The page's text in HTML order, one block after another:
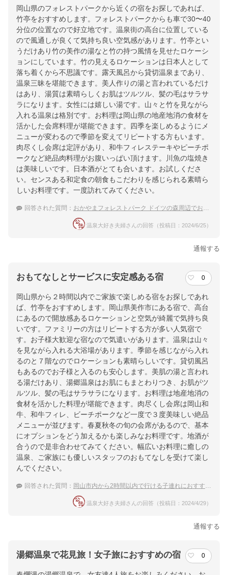
岡山県のフォレストパークから近くの宿をお探しであれば、
竹亭をおすすめします。フォレストパークからも車で30〜40
分位の位置なので好立地です。温泉街の高台に位置している
ので風通しが良くて気持ち良い空気感があります。竹亭とい
うだけあり竹の美作の湯なと竹の持つ風情を見せたロケーシ
ョンにしています。竹の見えるロケーションは日本人として
落ち着くから不思議です。露天風呂から貸切温泉まであり、
温泉三昧を堪能できます。美人作りの湯と言われているだけ
はあり、湯質は素晴らしくお肌はツルツル、髪の毛はサラサ
ラになります。女性には嬉しい湯です。山々と竹を見ながら
入れる温泉は格別です。お料理は岡山県の地産地消の食材を
活かした会席料理が堪能できます。四季を楽しめるようにメ
ニューが変わるので季節を変えてリピートする方もいます。
肉尽くし会席は定評があり、和牛フィレステーキやピーチポ
ークなど絶品肉料理がお腹いっぱい頂けます。川魚の塩焼き
は美味しいです。日本酒がとても合います。お試しくださ
い。センスある和定食の朝食もこだわりを感じられる素晴ら
しいお料理です。一度訪れてみてください。
回答された質問： おかやまフォレストパーク ドイツの森周辺でおすすめの温泉宿は？
温泉大好き夫婦さんの回答（投稿日：2024/6/25）
通報する
おもてなしとサービスに安定感ある宿 0
岡山県から２時間以内でご家族で楽しめる宿をお探しであれ
ば、竹亭をおすすめします。岡山県美作市にある宿で、高台
にあるので開放感あるロケーションと空気が綺麗で気持ち良
いです。ファミリーの方はリピートする方が多い人気宿で
す。お子様大歓迎な宿なので気遣いがあります。温泉は山々
を見ながら入れる大浴場があります。季節を感じながら入れ
るのと７階なのでロケーションも素晴らしいです。貸切風呂
もあるのでお子様と入るのも安心します。美肌の湯と言われ
る湯だけあり、湯郷温泉はお肌にもまとわりつき、お肌がツ
ルツル、髪の毛はサラサラになります。お料理は地産地消の
食材を活かした料理が堪能できます。肉尽くし会席は岡山和
牛、和牛フィレ、ビーチポークなど一度で３度美味しい絶品
メニューが並びます。春夏秋冬の旬の会席があるので、基本
にオプションをどう加えるかも楽しみなお料理です。地酒が
合うので是非合わせてみてください。幅広いお料理に癒しの
温泉、ご家族にも優しいスタッフのおもてなしを受けて楽し
んでください。
回答された質問： 岡山市内から2時間以内で行ける子連れにおすすめの温泉宿
温泉大好き夫婦さんの回答（投稿日：2024/4/29）
通報する
湯郷温泉で花見旅！女子旅におすすめの宿 0